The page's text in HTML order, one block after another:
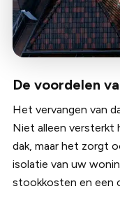
De voordelen
Het vervangen van
Niet alleen
dak, maar het zorgt
isolatie van uw
stookkosten en een